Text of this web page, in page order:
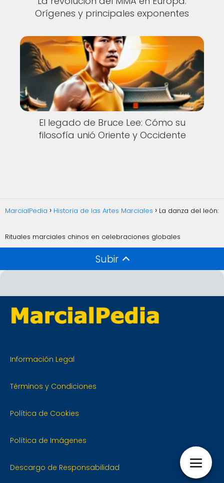
Orígenes y principales exponentes
El legado de Bruce Lee: Cómo su
filosofía unió Oriente y Occidente
MarcialPedia Historia de las Artes Marciales La danza del león:
Rituales marciales chinos en celebraciones globales
Subir
Información Legal
Términos y Condiciones
Política de Cookies
Política de Imágenes
Descargo de Responsabilidad